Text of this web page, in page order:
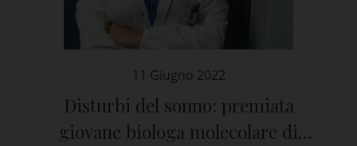
11 Giugno 2022
Disturbi del sonno: premiata
giovane biologa molecolare di